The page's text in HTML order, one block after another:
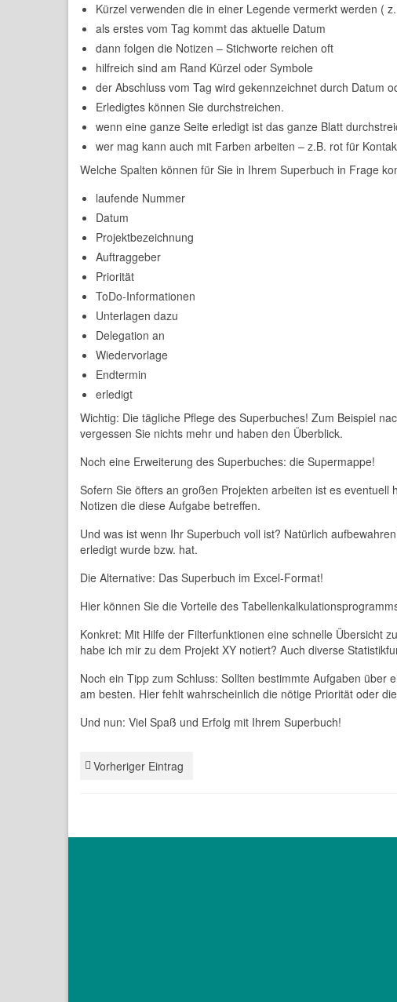
Kürzel verwenden die in einer Legende vermerkt werden (
als erstes vom Tag kommt das aktuelle Datum
dann folgen die Notizen – Stichworte reichen oft
hilfreich sind am Rand Kürzel oder Symbole
der Abschluss vom Tag wird gekennzeichnet durch Datum
Erledigtes können Sie durchstreichen.
wenn eine ganze Seite erledigt ist das ganze Blatt
wer mag kann auch mit Farben arbeiten – z.B. rot für
Welche Spalten können für Sie in Ihrem Superbuch in Frage
laufende Nummer
Datum
Projektbezeichnung
Auftraggeber
Priorität
ToDo-Informationen
Unterlagen dazu
Delegation an
Wiedervorlage
Endtermin
erledigt
Wichtig: Die tägliche Pflege des Superbuches! Zum Beispiel
vergessen Sie nichts mehr und haben den Überblick.
Noch eine Erweiterung des Superbuches: die Supermappe!
Sofern Sie öfters an großen Projekten arbeiten ist es
Notizen die diese Aufgabe betreffen.
Und was ist wenn Ihr Superbuch voll ist? Natürlich
erledigt wurde bzw. hat.
Die Alternative: Das Superbuch im Excel-Format!
Hier können Sie die Vorteile des
Konkret: Mit Hilfe der Filterfunktionen eine schnelle Übersicht
habe ich mir zu dem Projekt XY notiert? Auch diverse
Noch ein Tipp zum Schluss: Sollten bestimmte Aufgaben
am besten. Hier fehlt wahrscheinlich die nötige Priorität oder
Und nun: Viel Spaß und Erfolg mit Ihrem Superbuch!
Vorheriger Eintrag